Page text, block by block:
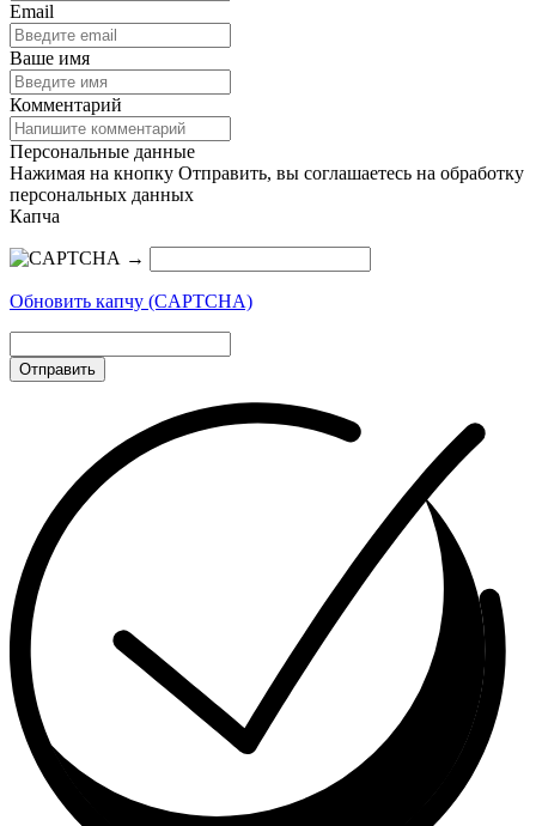
Email
Ваше имя
Комментарий
Персональные данные
Нажимая на кнопку Отправить, вы соглашаетесь на обработку
персональных данных
Капча
→
Обновить капчу (CAPTCHA)
Отправить